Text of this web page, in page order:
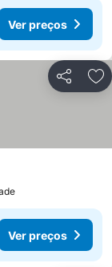
Ver preços
Partilhar
Ver preços